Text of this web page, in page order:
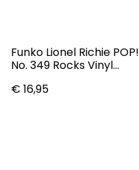
Funko Lionel Richie POP!
No. 349 Rocks Vinyl
€ 16,95